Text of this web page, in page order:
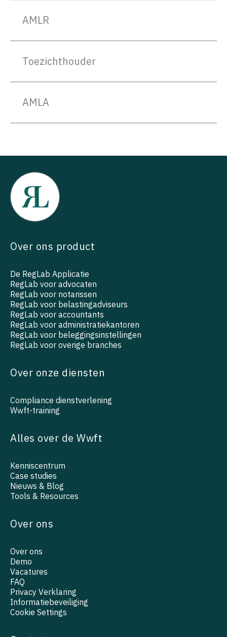
AMLR
Toezichthouder
AMLA
Over ons product
De RegLab Applicatie
RegLab voor advocaten
RegLab voor notarissen
RegLab voor belastingadviseurs
RegLab voor accountants
RegLab voor administratiekantoren
RegLab voor beleggingsinstellingen
RegLab voor overige branches
Over onze diensten
Compliance dienstverlening
Wwft-training
Alles over de Wwft
Kenniscentrum
Case studies
Nieuws & Blog
Tools & Resources
Over ons
Over ons
Demo
Vacatures
FAQ
Privacy Verklaring
Informatiebeveiliging
Cookie Settings